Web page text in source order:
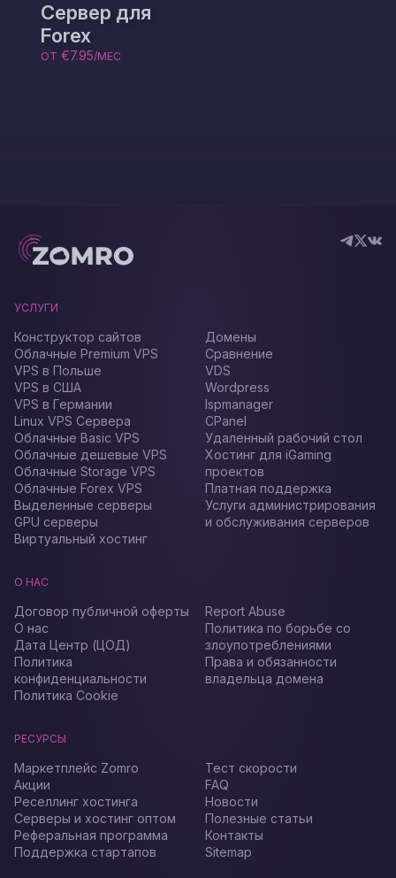
Сервер для
Forex
ОТ €7.95/МЕС
УСЛУГИ
Конструктор сайтов
Облачные Premium VPS
VPS в Польше
VPS в США
VPS в Германии
Linux VPS Сервера
Облачные Basic VPS
Облачные дешевые VPS
Облачные Storage VPS
Облачные Forex VPS
Выделенные серверы
GPU серверы
Виртуальный хостинг
Домены
Сравнение
VDS
Wordpress
Ispmanager
CPanel
Удаленный рабочий стол
Хостинг для iGaming
проектов
Платная поддержка
Услуги администрирования
и обслуживания серверов
О НАС
Договор публичной оферты
О нас
Дата Центр (ЦОД)
Политика
конфиденциальности
Политика Cookie
Report Abuse
Политика по борьбе со
злоупотреблениями
Права и обязанности
владельца домена
РЕСУРСЫ
Маркетплейс Zomro
Акции
Реселлинг хостинга
Серверы и хостинг оптом
Реферальная программа
Поддержка стартапов
Тест скорости
FAQ
Новости
Полезные статьи
Контакты
Sitemap